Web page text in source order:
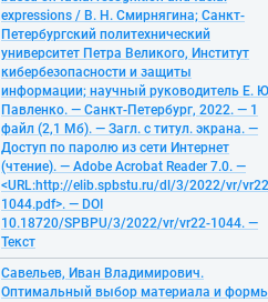
expressions / В. Н. Смирнягина; Санкт-
Петербургский политехнический
университет Петра Великого, Институт
кибербезопасности и защиты
информации; научный руководитель Е.
Павленко. — Санкт-Петербург, 2022. — 1
файл (2,1 Мб). — Загл. с титул. экрана. —
Доступ по паролю из сети Интернет
(чтение). — Adobe Acrobat Reader 7.0. —
<URL:http://elib.spbstu.ru/dl/3/2022/vr/
1044.pdf>. — DOI
10.18720/SPBPU/3/2022/vr/vr22-1044. —
Текст
Савельев, Иван Владимирович.
Оптимальный выбор материала и